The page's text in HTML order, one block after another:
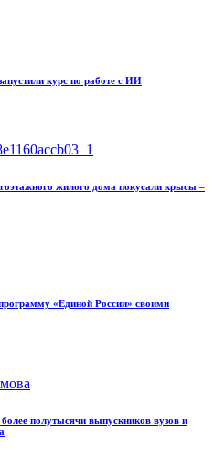
курс по работе с ИИ
жилого дома покусали крысы –
«Единой России» своими
более полутысячи выпускников вузов и